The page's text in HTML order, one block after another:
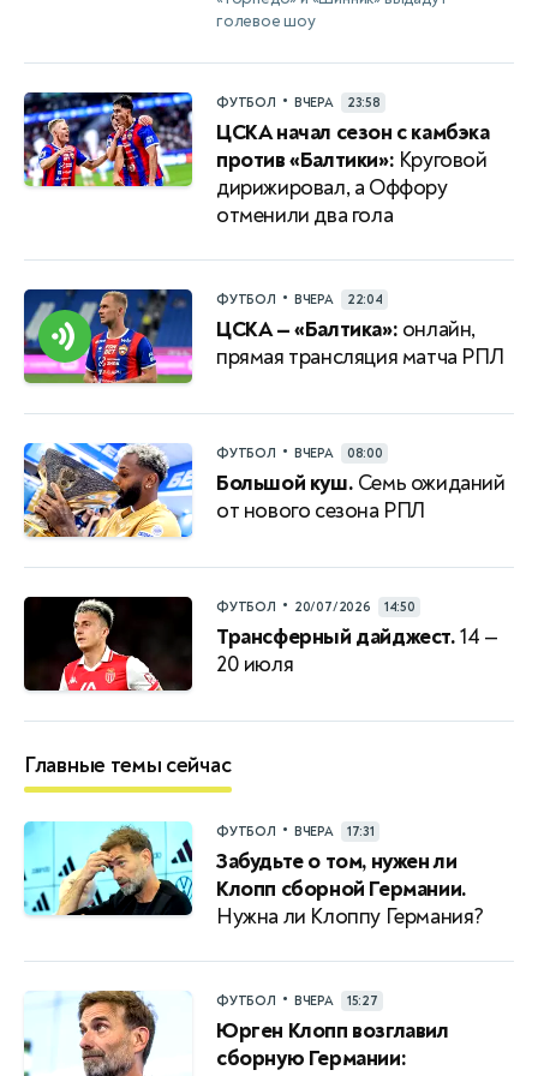
голевое шоу
ФУТБОЛ • ВЧЕРА 23:58
ЦСКА начал сезон с камбэка
против «Балтики»: Круговой
дирижировал, а Оффору
отменили два гола
ФУТБОЛ • ВЧЕРА 22:04
ЦСКА — «Балтика»: онлайн,
прямая трансляция матча РПЛ
ФУТБОЛ • ВЧЕРА 08:00
Большой куш. Семь ожиданий
от нового сезона РПЛ
ФУТБОЛ • 20/07/2026 14:50
Трансферный дайджест.14 —
20 июля
Главные темы сейчас
ФУТБОЛ • ВЧЕРА 17:31
Забудьте о том, нужен ли
Клопп сборной Германии.
Нужна ли Клоппу Германия?
ФУТБОЛ • ВЧЕРА 15:27
Юрген Клопп возглавил
сборную Германии: